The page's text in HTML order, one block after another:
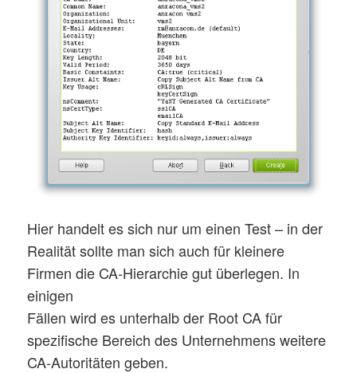
Hier handelt es sich nur um einen Test – in der
Realität sollte man sich auch für kleinere
Firmen die CA-Hierarchie gut überlegen. In
einigen
Fällen wird es unterhalb der Root CA für
spezifische Bereich des Unternehmens weitere
CA-Autoritäten geben.